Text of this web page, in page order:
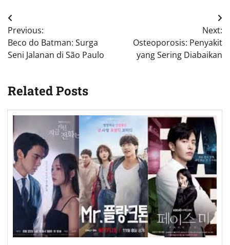
Post
navigation
Previous:
Beco do Batman: Surga
Seni Jalanan di São Paulo
Next:
Osteoporosis: Penyakit
yang Sering Diabaikan
Related Posts